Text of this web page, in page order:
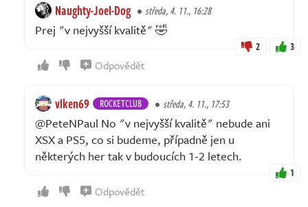
Naughty-Joel-Dog středa, 4. 11., 16:28
Prej "v nejvyšší kvalitě" 🤣
2 3
Odpovědět
vlken69 ROCKETCLUB středa, 4. 11., 17:53
@PeteNPaul No "v nejvyšší kvalitě" nebude ani
XSX a PS5, co si budeme, případně jen u
některých her tak v budoucích 1-2 letech.
1
Odpovědět